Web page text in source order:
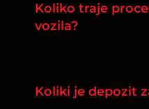
Koliko traje
vozila?
Koliki je depozit